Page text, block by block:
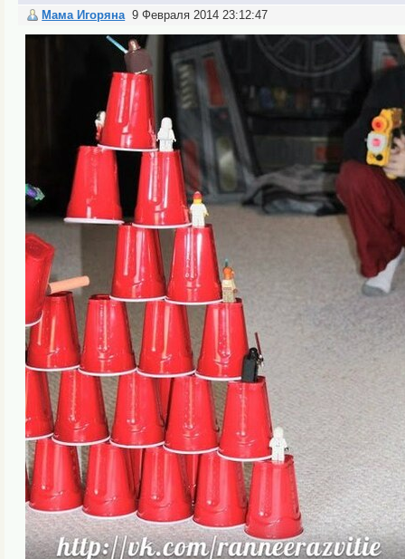
Мама Игоряна 9 Февраля 2014 23:12:47